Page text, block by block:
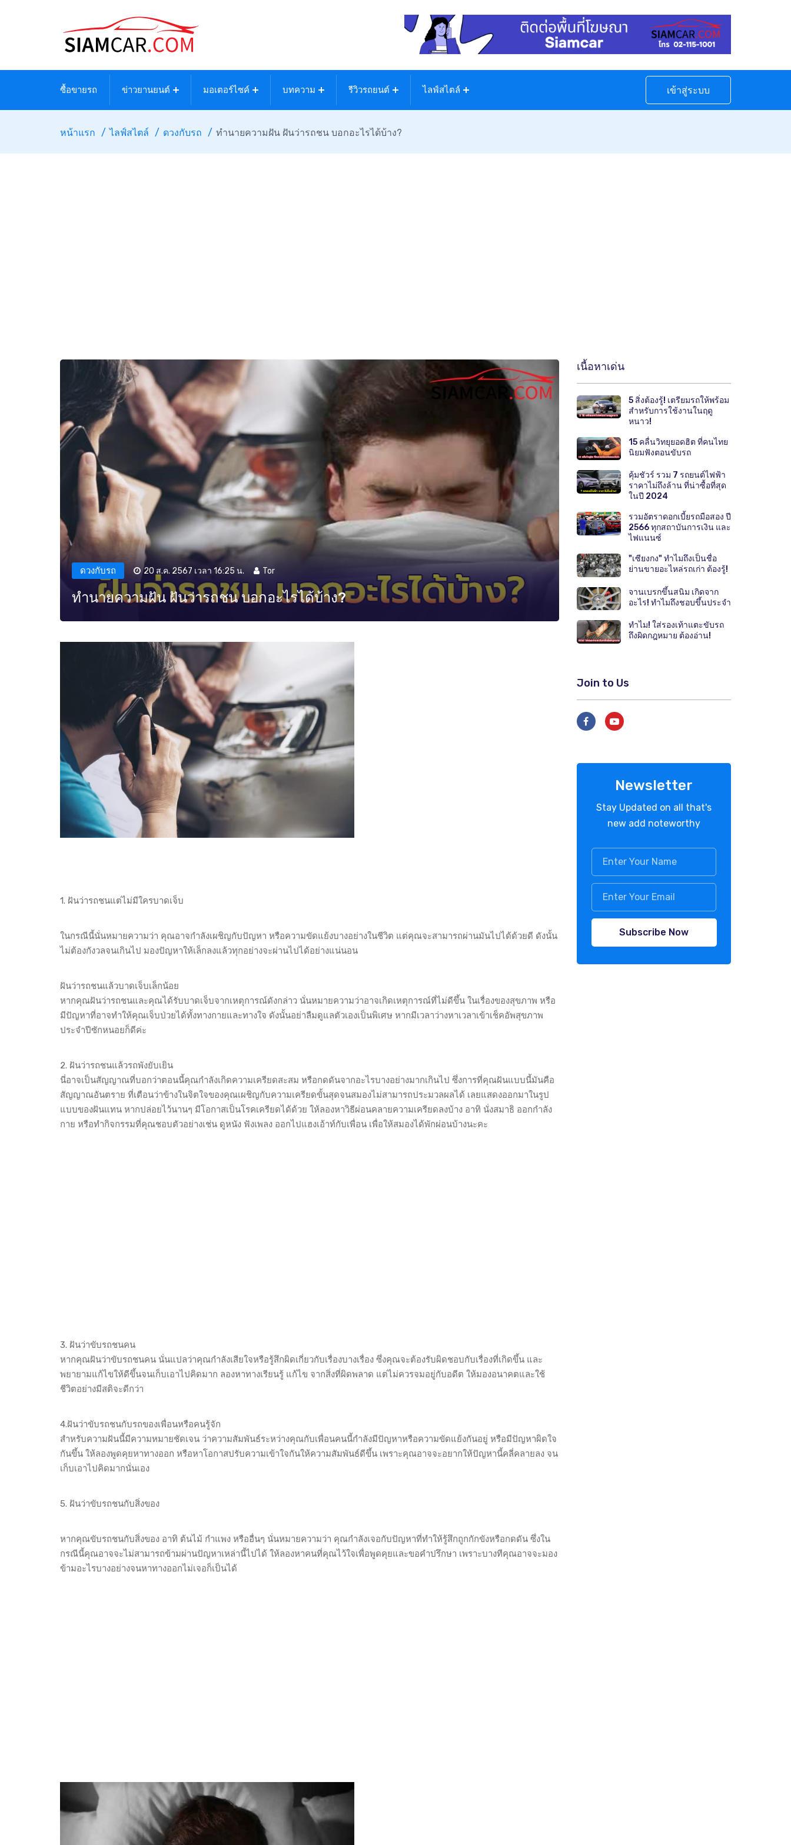
ซื้อขายรถ ข่าวยานยนต์ มอเตอร์ไซค์ บทความ รีวิวรถยนต์ ไลฟ์สไตล์ เข้าสู่ระบบ
หน้าแรก ไลฟ์สไตล์ ดวงกับรถ ทำนายความฝัน ฝันว่ารถชน บอกอะไรได้บ้าง?
ดวงกับรถ 20 ส.ค. 2567 เวลา 16:25 น. Tor
ทำนายความฝัน ฝันว่ารถชน บอกอะไรได้บ้าง?
1. ฝันว่ารถชนแต่ไม่มีใครบาดเจ็บ
ในกรณีนี้นั่นหมายความว่า คุณอาจกำลังเผชิญกับปัญหา หรือความขัดแย้งบางอย่างในชีวิต แต่คุณจะสามารถผ่านมันไปได้ด้วยดี ดังนั้น
ไม่ต้องกังวลจนเกินไป มองปัญหาให้เล็กลงแล้วทุกอย่างจะผ่านไปได้อย่างแน่นอน
ฝันว่ารถชนแล้วบาดเจ็บเล็กน้อย
หากคุณฝันว่ารถชนและคุณได้รับบาดเจ็บจากเหตุการณ์ดังกล่าว นั่นหมายความว่าอาจเกิดเหตุการณ์ที่ไม่ดีขึ้น ในเรื่องของสุขภาพ หรือ
มีปัญหาที่อาจทำให้คุณเจ็บป่วยได้ทั้งทางกายและทางใจ ดังนั้นอย่าลืมดูแลตัวเองเป็นพิเศษ หากมีเวลาว่างหาเวลาเข้าเช็คอัพสุขภาพ
ประจำปีซักหนอยก็ดีค่ะ
2. ฝันว่ารถชนแล้วรถพังยับเยิน
นี่อาจเป็นสัญญาณที่บอกว่าตอนนี้คุณกำลังเกิดความเครียดสะสม หรือกดดันจากอะไรบางอย่างมากเกินไป ซึ่งการที่คุณฝันแบบนี้มันคือ
สัญญาณอันตราย ที่เตือนว่าข้างในจิตใจของคุณเผชิญกับความเครียดขั้นสุดจนสมองไม่สามารถประมวลผลได้ เลยแสดงออกมาในรูป
แบบของฝันแทน หากปล่อยไว้นานๆ มีโอกาสเป็นโรคเครียดได้ด้วย ให้ลองหาวิธีผ่อนคลายความเครียดลงบ้าง อาทิ นั่งสมาธิ ออกกำลัง
กาย หรือทำกิจกรรมที่คุณชอบตัวอย่างเช่น ดูหนัง ฟังเพลง ออกไปแฮงเอ้าท์กับเพื่อน เพื่อให้สมองได้พักผ่อนบ้างนะคะ
3. ฝันว่าขับรถชนคน
หากคุณฝันว่าขับรถชนคน นั่นแปลว่าคุณกำลังเสียใจหรือรู้สึกผิดเกี่ยวกับเรื่องบางเรื่อง ซึ่งคุณจะต้องรับผิดชอบกับเรื่องที่เกิดขึ้น และ
พยายามแก้ไขให้ดีขึ้นจนเก็บเอาไปคิดมาก ลองหาทางเรียนรู้ แก้ไข จากสิ่งที่ผิดพลาด แต่ไม่ควรจมอยู่กับอดีต ให้มองอนาคตและใช้
ชีวิตอย่างมีสติจะดีกว่า
4.ฝันว่าขับรถชนกับรถของเพื่อนหรือคนรู้จัก
สำหรับความฝันนี้มีความหมายชัดเจน ว่าความสัมพันธ์ระหว่างคุณกับเพื่อนคนนี้กำลังมีปัญหาหรือความขัดแย้งกันอยู่ หรือมีปัญหาผิดใจ
กันขึ้น ให้ลองพูดคุยหาทางออก หรือหาโอกาสปรับความเข้าใจกันให้ความสัมพันธ์ดีขึ้น เพราะคุณอาจจะอยากให้ปัญหานี้คลี่คลายลง จน
เก็บเอาไปคิดมากนั่นเอง
5. ฝันว่าขับรถชนกับสิ่งของ
หากคุณขับรถชนกับสิ่งของ อาทิ ต้นไม้ กำแพง หรืออื่นๆ นั่นหมายความว่า คุณกำลังเจอกับปัญหาที่ทำให้รู้สึกถูกกักขังหรือกดดัน ซึ่งใน
กรณีนี้คุณอาจจะไม่สามารถข้ามผ่านปัญหาเหล่านี้ไปได้ ให้ลองหาคนที่คุณไว้ใจเพื่อพูดคุยและขอคำปรึกษา เพราะบางทีคุณอาจจะมอง
ข้ามอะไรบางอย่างจนหาทางออกไม่เจอก็เป็นได้
เนื้อหาเด่น
5 สิ่งต้องรู้! เตรียมรถให้พร้อม
สำหรับการใช้งานในฤดู
หนาว!
15 คลื่นวิทยุยอดฮิต ที่คนไทย
นิยมฟังตอนขับรถ
คุ้มชัวร์ รวม 7 รถยนต์ไฟฟ้า
ราคาไม่ถึงล้าน ที่น่าซื้อที่สุด
ในปี 2024
รวมอัตราดอกเบี้ยรถมือสอง ปี
2566 ทุกสถาบันการเงิน และ
ไฟแนนซ์
"เซียงกง" ทำไมถึงเป็นชื่อ
ย่านขายอะไหล่รถเก่า ต้องรู้!
จานเบรกขึ้นสนิม เกิดจาก
อะไร! ทำไมถึงชอบขึ้นประจำ
ทำไม! ใส่รองเท้าแตะขับรถ
ถึงผิดกฎหมาย ต้องอ่าน!
Join to Us
Newsletter
Stay Updated on all that's
new add noteworthy
Subscribe Now